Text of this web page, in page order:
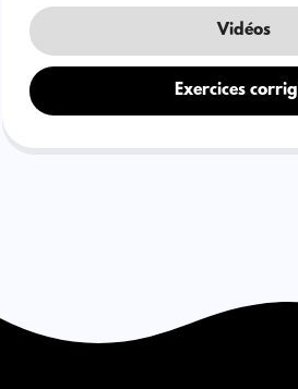
Vidéos
Exercices